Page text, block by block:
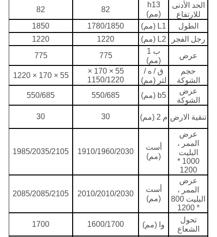
الحد الأدنى
للارتفاع
h13
(مم)
82
82
الطول
L1 (مم) 1780/1850
1850
رجل الفجر
L2 (مم) 1220
1220
عرض
ب 1
(مم)
775
775
حجم
الشوكة
ق / ه /
لتر (مم)
55 × 170 ×
1150/1220
55 × 170 × 1220
عرض
الشوكة
b5 (مم) 550/685
550/685
تنقية الارض م 2 (مم) 30
30
عرض
الممر ،
البليت
1000 *
1200
أست
(مم)
1910/1960/2030
1985/2035/2105
عرض
الممر ،
البليت 800
* 1200
أست
(مم)
2010/2010/2030
2085/2085/2105
تحول
الشعاع
وا (مم) 1600/1700
1700